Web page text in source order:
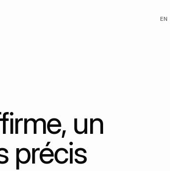
EN
un
précis